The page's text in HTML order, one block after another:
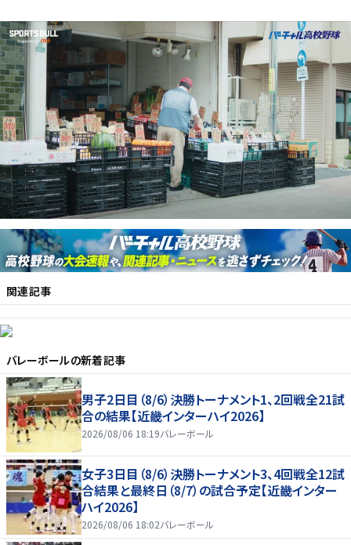
関連記事
バレーボールの新着記事
男子2日目（8/6）決勝トーナメント1、2回戦全21試
合の結果【近畿インターハイ2026】
2026/08/06 18:19バレーボール
女子3日目（8/6）決勝トーナメント3、4回戦全12試
合結果と最終日（8/7）の試合予定【近畿インター
ハイ2026】
2026/08/06 18:02バレーボール